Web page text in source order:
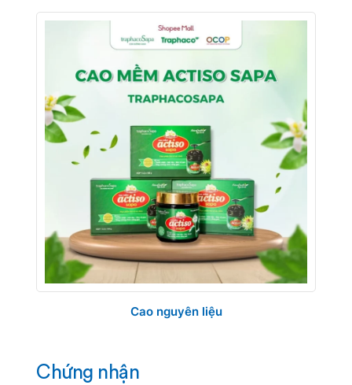
Cao nguyên liệu
Chứng nhận